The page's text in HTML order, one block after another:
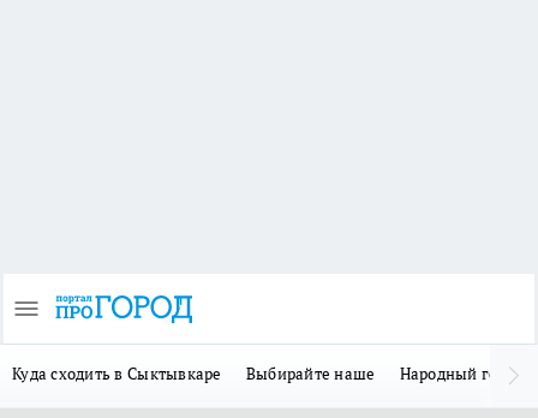
Куда сходить в Сыктывкаре Выбирайте наше Народный герой-